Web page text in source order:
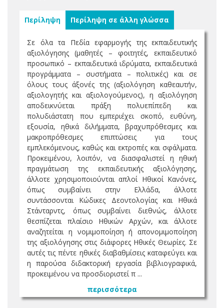
Περίληψη Περίληψη σε άλλη γλώσσα
Σε όλα τα Πεδία εφαρμογής της εκπαιδευτικής
αξιολόγησης (μαθητές – φοιτητές, εκπαιδευτικό
προσωπικό – εκπαιδευτικά ιδρύματα, εκπαιδευτικά
προγράμματα – συστήματα – πολιτικές) και σε
όλους τους άξονές της (αξιολόγηση καθεαυτήν,
αξιολογητής και αξιολογούμενος), η αξιολόγηση
αποδεικνύεται πράξη πολυεπίπεδη και
πολυδιάστατη που εμπεριέχει σκοπό, ευθύνη,
εξουσία, ηθικά διλήμματα, βραχυπρόθεσμες και
μακροπρόθεσμες επιπτώσεις για τους
εμπλεκόμενους, καθώς και εκτροπές και σφάλματα.
Προκειμένου, λοιπόν, να διασφαλιστεί η ηθική
πραγμάτωση της εκπαιδευτικής αξιολόγησης,
άλλοτε χρησιμοποιούνται απλοί Ηθικοί Κανόνες,
όπως συμβαίνει στην Ελλάδα, άλλοτε
συντάσσονται Κώδικες Δεοντολογίας και Ηθικά
Στάνταρντς, όπως συμβαίνει διεθνώς, άλλοτε
θεσπίζεται πλαίσιο Ηθικών Αρχών, και άλλοτε
αναζητείται η νομιμοποίηση ή απονομιμοποίηση
της αξιολόγησης στις διάφορες Ηθικές Θεωρίες. Σε
αυτές τις πέντε ηθικές διαβαθμίσεις καταφεύγει και
η παρούσα διδακτορική εργασία βιβλιογραφικά,
προκειμένου να προσδιοριστεί π ...
περισσότερα